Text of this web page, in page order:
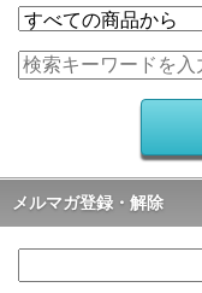
メルマガ登録・解除